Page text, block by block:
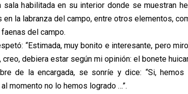
habilitada en su interior donde se muestran
la labranza del campo, entre otros elementos,
del campo.
“Estimada, muy bonito e interesante, pero
debiera estar según mi opinión: el bonete
de la encargada, se sonríe y dice: “Si, hemos
momento no lo hemos logrado …”.